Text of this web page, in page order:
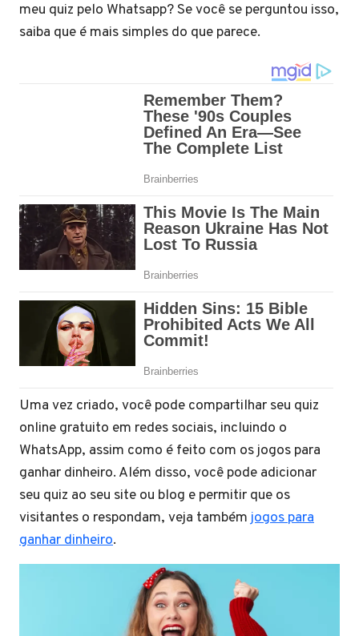
meu quiz pelo Whatsapp? Se você se perguntou isso,
saiba que é mais simples do que parece.
Uma vez criado, você pode compartilhar seu quiz
online gratuito em redes sociais, incluindo o
WhatsApp, assim como é feito com os jogos para
ganhar dinheiro. Além disso, você pode adicionar
seu quiz ao seu site ou blog e permitir que os
visitantes o respondam, veja também jogos para
ganhar dinheiro.